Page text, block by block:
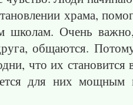
храма,
школам. Очень
общаются.
что их становится
для них мощным